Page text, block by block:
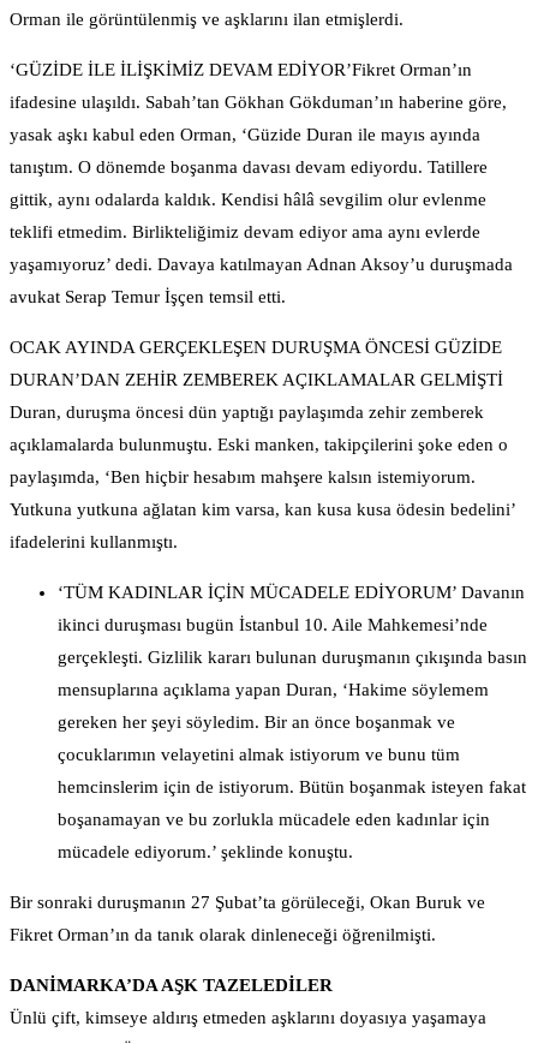
Orman ile görüntülenmiş ve aşklarını ilan etmişlerdi.
‘GÜZİDE İLE İLİŞKİMİZ DEVAM EDİYOR’Fikret Orman’ın
ifadesine ulaşıldı. Sabah’tan Gökhan Gökduman’ın haberine göre,
yasak aşkı kabul eden Orman, ‘Güzide Duran ile mayıs ayında
tanıştım. O dönemde boşanma davası devam ediyordu. Tatillere
gittik, aynı odalarda kaldık. Kendisi hâlâ sevgilim olur evlenme
teklifi etmedim. Birlikteliğimiz devam ediyor ama aynı evlerde
yaşamıyoruz’ dedi. Davaya katılmayan Adnan Aksoy’u duruşmada
avukat Serap Temur İşçen temsil etti.
OCAK AYINDA GERÇEKLEŞEN DURUŞMA ÖNCESİ GÜZİDE
DURAN’DAN ZEHİR ZEMBEREK AÇIKLAMALAR GELMİŞTİ
Duran, duruşma öncesi dün yaptığı paylaşımda zehir zemberek
açıklamalarda bulunmuştu. Eski manken, takipçilerini şoke eden o
paylaşımda, ‘Ben hiçbir hesabım mahşere kalsın istemiyorum.
Yutkuna yutkuna ağlatan kim varsa, kan kusa kusa ödesin bedelini’
ifadelerini kullanmıştı.
‘TÜM KADINLAR İÇİN MÜCADELE EDİYORUM’ Davanın
ikinci duruşması bugün İstanbul 10. Aile Mahkemesi’nde
gerçekleşti. Gizlilik kararı bulunan duruşmanın çıkışında basın
mensuplarına açıklama yapan Duran, ‘Hakime söylemem
gereken her şeyi söyledim. Bir an önce boşanmak ve
çocuklarımın velayetini almak istiyorum ve bunu tüm
hemcinslerim için de istiyorum. Bütün boşanmak isteyen fakat
boşanamayan ve bu zorlukla mücadele eden kadınlar için
mücadele ediyorum.’ şeklinde konuştu.
Bir sonraki duruşmanın 27 Şubat’ta görüleceği, Okan Buruk ve
Fikret Orman’ın da tanık olarak dinleneceği öğrenilmişti.
DANİMARKA’DA AŞK TAZELEDİLER
Ünlü çift, kimseye aldırış etmeden aşklarını doyasıya yaşamaya